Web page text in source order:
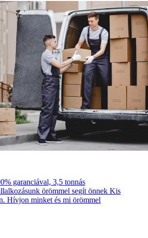
garanciával, 3,5 tonnás
örömmel segít önnek Kis
Hívjon minket és mi örömmel